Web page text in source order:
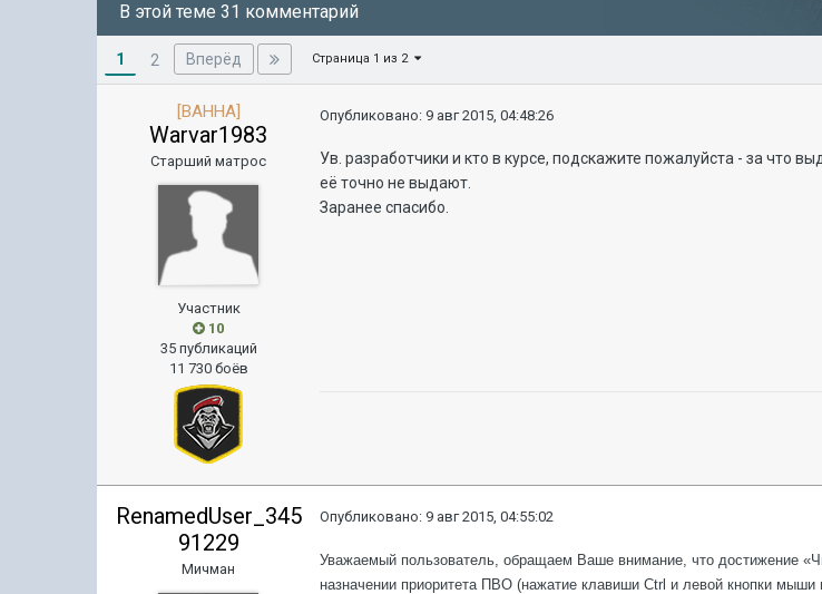
В этой теме 31 комментарий
1 2 Вперёд Страница 1 из 2
[BAHHA]
Warvar1983
Старший матрос
Участник
10
35 публикаций
11 730 боёв
Опубликовано: 9 авг 2015, 04:48:26
Ув. разработчики и кто в курсе, подскажите пожалуйста - за что
её точно не выдают.
Заранее спасибо.
RenamedUser_345
91229
Мичман
Опубликовано: 9 авг 2015, 04:55:02
Уважаемый пользователь, обращаем Ваше внимание, что достижение
назначении приоритета ПВО (нажатие клавиши Ctrl и левой кнопки